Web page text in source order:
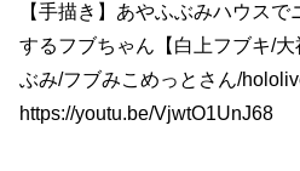
【手描き】あやふぶみハウス
するフブちゃん【白上フブキ/
ぶみ/フブみこめっとさん/
https://youtu.be/VjwtO1UnJ68